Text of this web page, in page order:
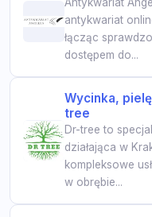
Antykwariat
antykwariat
łącząc
dostępem do...
Wycinka,
tree
Dr-tree to
działająca w
kompleksowe
w obrębie...